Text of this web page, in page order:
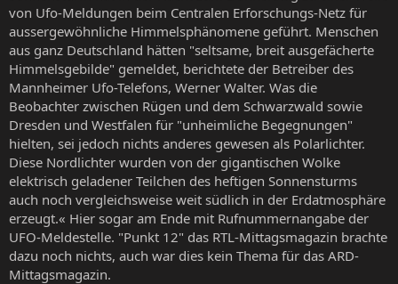
von Ufo-Meldungen beim Centralen Erforschungs-Netz für
aussergewöhnliche Himmelsphänomene geführt. Menschen
aus ganz Deutschland hätten "seltsame, breit ausgefächerte
Himmelsgebilde" gemeldet, berichtete der Betreiber des
Mannheimer Ufo-Telefons, Werner Walter. Was die
Beobachter zwischen Rügen und dem Schwarzwald sowie
Dresden und Westfalen für "unheimliche Begegnungen"
hielten, sei jedoch nichts anderes gewesen als Polarlichter.
Diese Nordlichter wurden von der gigantischen Wolke
elektrisch geladener Teilchen des heftigen Sonnensturms
auch noch vergleichsweise weit südlich in der Erdatmosphäre
erzeugt.« Hier sogar am Ende mit Rufnummernangabe der
UFO-Meldestelle. "Punkt 12" das RTL-Mittagsmagazin brachte
dazu noch nichts, auch war dies kein Thema für das ARD-
Mittagsmagazin.